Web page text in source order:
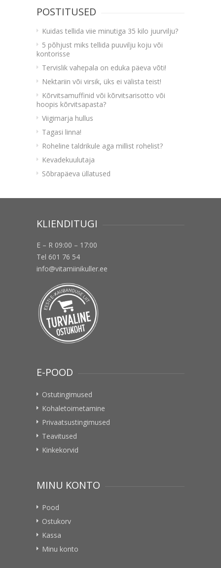
POSTITUSED
Kuidas tellida viie minutiga 35 kilo juurvilju?
5 põhjust miks tellida puuvilju koju või
kontorisse
Tervislik vahepala on eduka päeva võti!
Nektariin või virsik, üks ei välista teist!
Kõrvitsamuffinid või kõrvitsarisotto või
hoopis kõrvitsapasta?
Viigimarja hullus
Tagasi linna!
Roheline taldrikule aga millist rohelist?
Kevadekuulutaja
Sõbrapäeva üllatused
KLIENDITUGI
E – R 09:00 – 17:00
Tel 601 76 54
info@vitamiinikuller.ee
E-POOD
Ostutingimused
Kohaletoimetamine
Privaatsustingimused
Teavitused
Kinkekorvid
MINU KONTO
Pood
Ostukorv
Kassa
Minu konto